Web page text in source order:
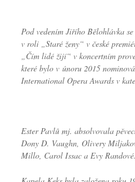
Pod vedením Jiřího Bělohlávka
v roli „Staré ženy“ v české
„Čím lidé žijí“ v koncertním
které bylo v únoru 2015
International Opera Awards v
Ester Pavlů mj. absolvovala
Dony D. Vaughn, Olivery
Millo, Carol Issac a Evy Randové.